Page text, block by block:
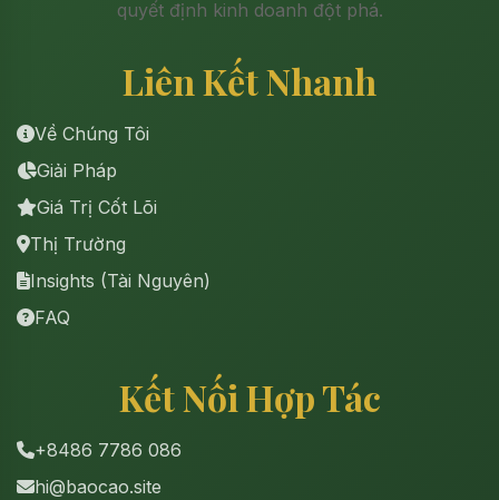
quyết định kinh doanh đột phá.
Liên Kết Nhanh
Về Chúng Tôi
Giải Pháp
Giá Trị Cốt Lõi
Thị Trường
Insights (Tài Nguyên)
FAQ
Kết Nối Hợp Tác
+8486 7786 086
hi@baocao.site